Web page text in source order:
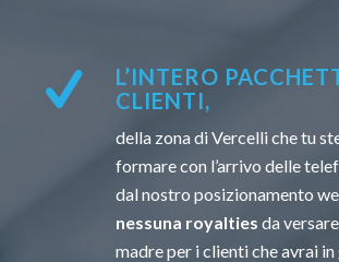
L’INTERO
CLIENTI,
della zona di Vercelli che tu
formare con l’arrivo delle
dal nostro posizionamento
nessuna royalties da
madre per i clienti che avrai